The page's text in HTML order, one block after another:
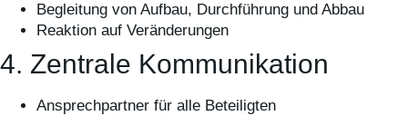
Begleitung von Aufbau, Durchführung und Abbau
Reaktion auf Veränderungen
4. Zentrale Kommunikation
Ansprechpartner für alle Beteiligten